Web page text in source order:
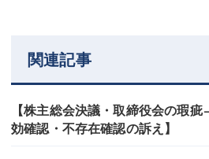
関連記事
【株主総会決議・取締役会の瑕
効確認・不存在確認の訴え】